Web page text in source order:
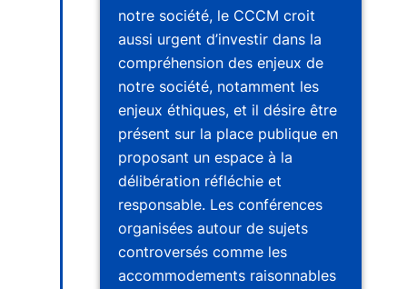
notre société, le CCCM croit
aussi urgent d’investir dans la
compréhension des enjeux de
notre société, notamment les
enjeux éthiques, et il désire être
présent sur la place publique en
proposant un espace à la
délibération réfléchie et
responsable. Les conférences
organisées autour de sujets
controversés comme les
accommodements raisonnables